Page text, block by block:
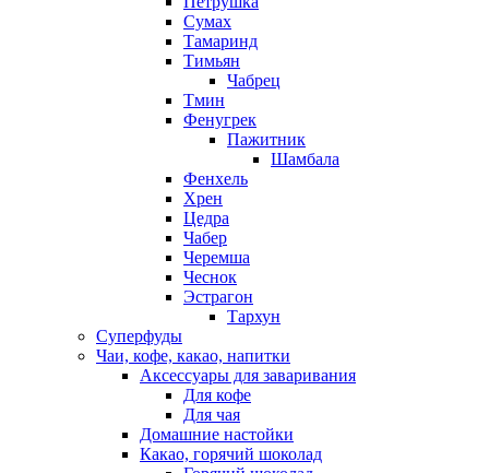
Сумах
Тамаринд
Тимьян
Чабрец
Тмин
Фенугрек
Пажитник
Шамбала
Фенхель
Хрен
Цедра
Чабер
Черемша
Чеснок
Эстрагон
Тархун
Суперфуды
Чаи, кофе, какао, напитки
Аксессуары для заваривания
Для кофе
Для чая
Домашние настойки
Какао, горячий шоколад